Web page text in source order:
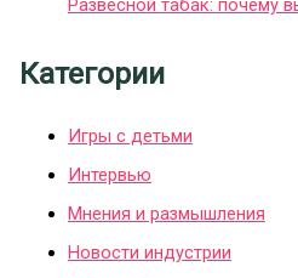
Развесной табак: почему
Категории
Игры с детьми
Интервью
Мнения и размышления
Новости индустрии